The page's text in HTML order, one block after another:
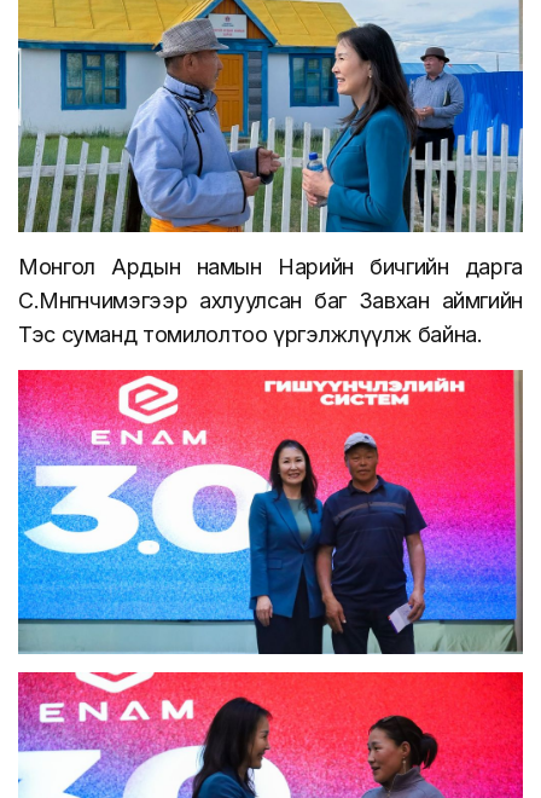
Монгол Ардын намын Нарийн бичгийн дарга
С.Мөнгөнчимэгээр ахлуулсан баг Завхан аймгийн
Тэс суманд томилолтоо үргэлжлүүлж байна.